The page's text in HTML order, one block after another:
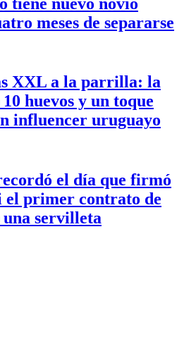
meses de separarse
XXL a la parrilla: la
huevos y un toque
influencer uruguayo
el día que firmó
el primer contrato de
servilleta